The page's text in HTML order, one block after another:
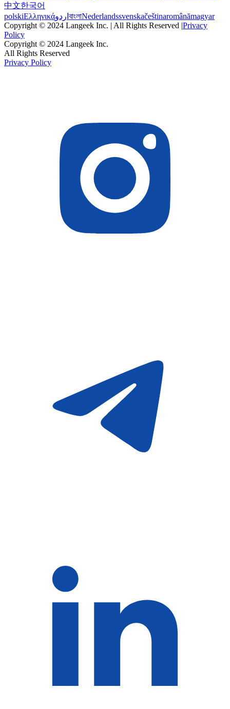
中文한국어
polskiΕλληνικάاردو বাংলাNederlandssvenskačeštinaromânămagyar
Copyright © 2024 Langeek Inc. | All Rights Reserved |Privacy
Policy
Copyright © 2024 Langeek Inc.
All Rights Reserved
Privacy Policy